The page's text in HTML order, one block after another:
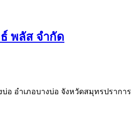
พลัส จำกัด
บ่อ อำเภอบางบ่อ จังหวัดสมุทรปราการ